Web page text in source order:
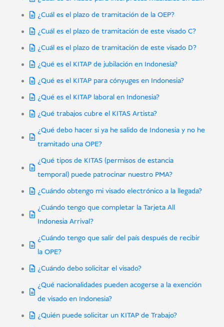
¿Cuál es el plazo de tramitación de la OEP?
¿Cuál es el plazo de tramitación de este visado C?
¿Cuál es el plazo de tramitación de este visado D?
¿Qué es el KITAP de jubilación en Indonesia?
¿Qué es el KITAP para cónyuges en Indonesia?
¿Qué es el KITAP laboral en Indonesia?
¿Qué trabajos cubre el KITAS Artista?
¿Qué debo hacer si ya he salido de Indonesia y no he
tramitado una OPE?
¿Qué tipos de KITAS (permisos de estancia
temporal) puede patrocinar nuestro PMA?
¿Cuándo obtengo mi visado electrónico a la llegada?
¿Cuándo tengo que completar la Tarjeta All
Indonesia Arrival?
¿Cuándo tengo que salir del país después de recibir
la OPE?
¿Cuándo debo solicitar el visado?
¿Qué nacionalidades pueden acogerse a la exención
de visado en Indonesia?
¿Quién puede solicitar un KITAP de Trabajo?